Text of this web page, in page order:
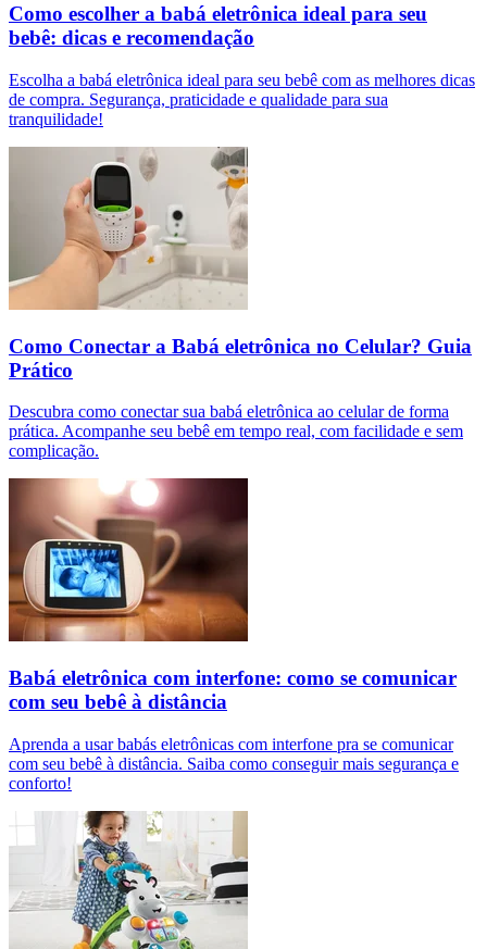
Como escolher a babá eletrônica ideal para seu
bebê: dicas e recomendação
Escolha a babá eletrônica ideal para seu bebê com as melhores dicas
de compra. Segurança, praticidade e qualidade para sua
tranquilidade!
Como Conectar a Babá eletrônica no Celular? Guia
Prático
Descubra como conectar sua babá eletrônica ao celular de forma
prática. Acompanhe seu bebê em tempo real, com facilidade e sem
complicação.
Babá eletrônica com interfone: como se comunicar
com seu bebê à distância
Aprenda a usar babás eletrônicas com interfone pra se comunicar
com seu bebê à distância. Saiba como conseguir mais segurança e
conforto!